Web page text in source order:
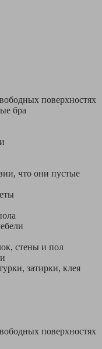
поверхностях
бра
что они пустые
стены и пол
затирки, клея
поверхностях